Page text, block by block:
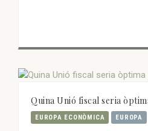
Quina Unió fiscal seria
EUROPA ECONÒMICA EUROPA